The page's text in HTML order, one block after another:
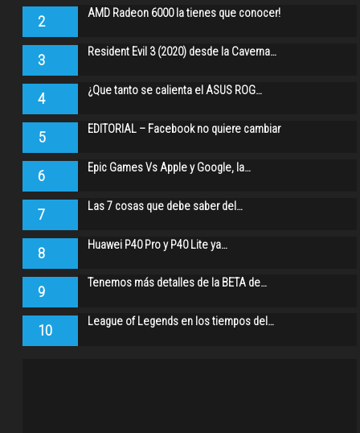
2 AMD Radeon 6000 la tienes que conocer!
3 Resident Evil 3 (2020) desde la Caverna…
4 ¿Que tanto se calienta el ASUS ROG…
5 EDITORIAL – Facebook no quiere cambiar
6 Epic Games Vs Apple y Google, la…
7 Las 7 cosas que debe saber del…
8 Huawei P40 Pro y P40 Lite ya…
9 Tenemos más detalles de la BETA de…
10 League of Legends en los tiempos del…